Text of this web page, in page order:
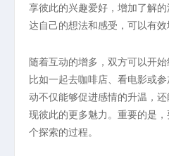
享彼此的兴趣爱好，增加了解
达自己的想法和感受，可以有效
随着互动的增多，双方可以开
比如一起去咖啡店、看电影或
动不仅能够促进感情的升温，
现彼此的更多魅力。重要的是
个探索的过程。